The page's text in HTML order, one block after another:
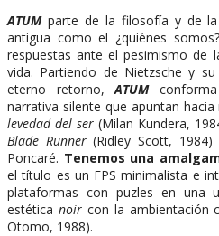
ATUMparte de la filosofía y de la
antigua como el ¿quiénes
respuestas ante el pesimismo de
vida. Partiendo de Nietzsche y
eterno retorno, ATUM
narrativa silente que apuntan
levedad del ser(Milan Kundera,
Blade Runner(Ridley Scott, 1984)
Poncaré. Tenemos una
el título es un FPS minimalista e
plataformas con puzles en una
estética noircon la ambientación
Otomo, 1988).